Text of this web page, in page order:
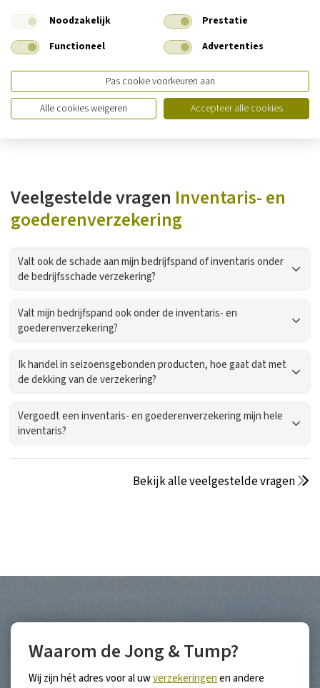
De voordelen van een inventaris- en
goederenverzekering
Verzekering op maat
Veelgestelde vragen Inventaris- en
goederenverzekering
Valt ook de schade aan mijn bedrijfspand of inventaris onder
de bedrijfsschade verzekering?
Valt mijn bedrijfspand ook onder de inventaris- en
goederenverzekering?
Ik handel in seizoensgebonden producten, hoe gaat dat met
de dekking van de verzekering?
Vergoedt een inventaris- en goederenverzekering mijn hele
inventaris?
Bekijk alle veelgestelde vragen
Waarom de Jong & Tump?
Wij zijn hét adres voor al uwverzekeringenen andere
Noodzakelijk
Prestatie
Functioneel
Advertenties
Pas cookie voorkeuren aan
Alle cookies weigeren
Accepteer alle cookies